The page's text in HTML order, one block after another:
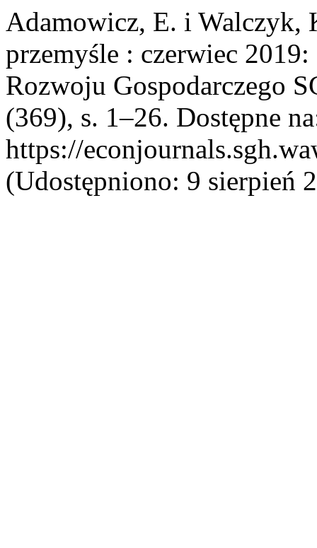
Adamowicz, E. i Walczyk,
przemyśle : czerwiec
Rozwoju Gospodarczego
(369), s. 1–26. Dostępne
https://
(Udostępniono: 9 sierpień